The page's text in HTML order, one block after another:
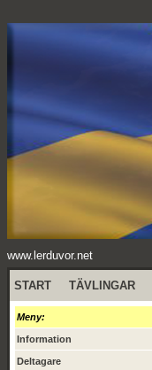
www.lerduvor.net
START TÄVLINGAR
Meny:
Information
Deltagare